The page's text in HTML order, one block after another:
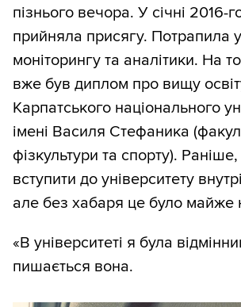
пізнього вечора. У січні 2016-
прийняла присягу. Потрапила у
моніторингу та аналітики. На
вже був диплом про вищу
Карпатського національного
імені Василя Стефаника
фізкультури та спорту).
вступити до університету
але без хабаря це було
«В університеті я була
пишається вона.